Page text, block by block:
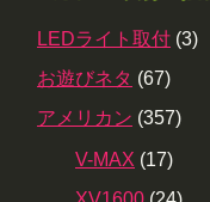
LEDライト取付 (3)
お遊びネタ (67)
アメリカン (357)
V-MAX (17)